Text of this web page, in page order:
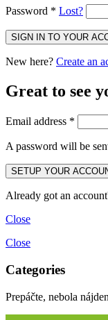
Password * Lost?
New here? Create an
Great to see
Email address *
A password will be
Already got an
Close
Close
Categories
Prepáčte, nebola